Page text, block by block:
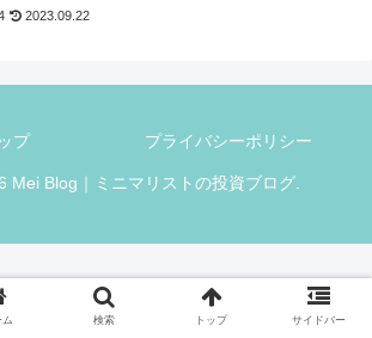
2023.09.22
プ プライバシーポリシー
Mei Blog｜ミニマリストの投資ブログ.
ム 検索 トップ サイドバー